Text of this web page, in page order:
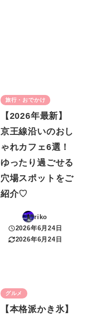
旅行・おでかけ
【2026年最新】
京王線沿いのおし
ゃれカフェ6選！
ゆったり過ごせる
穴場スポットをご
紹介♡
riko
投稿日
2026年6月24日
更新日
2026年6月24日
グルメ
【本格派かき氷】